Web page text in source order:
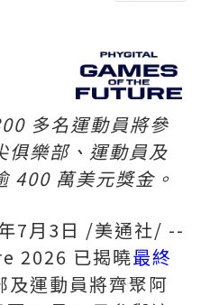
多名運動員將參
俱樂部、運動員及
400 萬美元獎金。
7月3日 /美通社/ --
2026 已揭曉最終
及運動員將齊聚阿